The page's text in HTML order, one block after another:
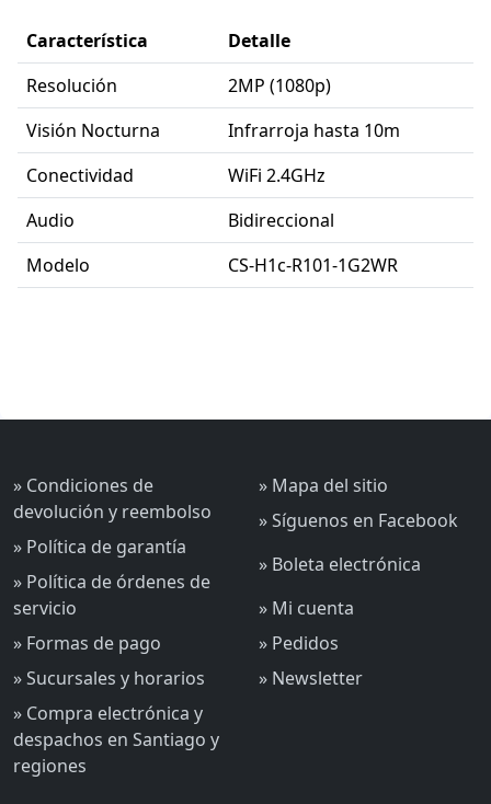
Característica
Detalle
Resolución
2MP (1080p)
Visión Nocturna
Infrarroja hasta 10m
Conectividad
WiFi 2.4GHz
Audio
Bidireccional
Modelo
CS-H1c-R101-1G2WR
» Condiciones de
devolución y reembolso
» Política de garantía
» Política de órdenes de
servicio
» Formas de pago
» Sucursales y horarios
» Compra electrónica y
despachos en Santiago y
regiones
» Mapa del sitio
» Síguenos en Facebook
» Boleta electrónica
» Mi cuenta
» Pedidos
» Newsletter